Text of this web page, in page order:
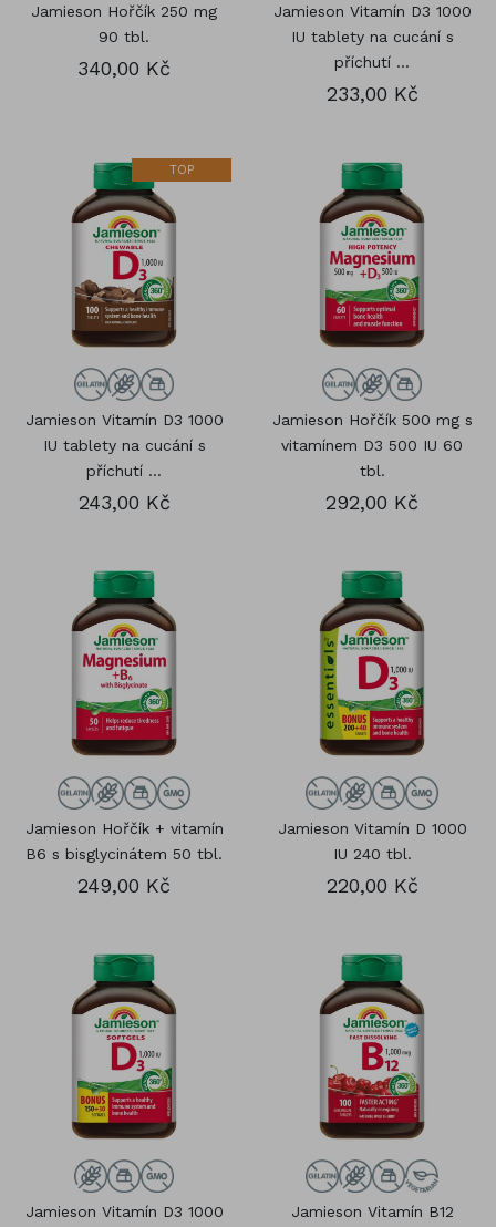
Jamieson Hořčík 250 mg
90 tbl.
340,00 Kč
Jamieson Vitamín D3 1000
IU tablety na cucání s
příchutí ...
233,00 Kč
TOP
Jamieson Vitamín D3 1000
IU tablety na cucání s
příchutí ...
243,00 Kč
Jamieson Hořčík 500 mg s
vitamínem D3 500 IU 60
tbl.
292,00 Kč
Jamieson Hořčík + vitamín
B6 s bisglycinátem 50 tbl.
249,00 Kč
Jamieson Vitamín D 1000
IU 240 tbl.
220,00 Kč
Jamieson Vitamín D3 1000
Jamieson Vitamín B12